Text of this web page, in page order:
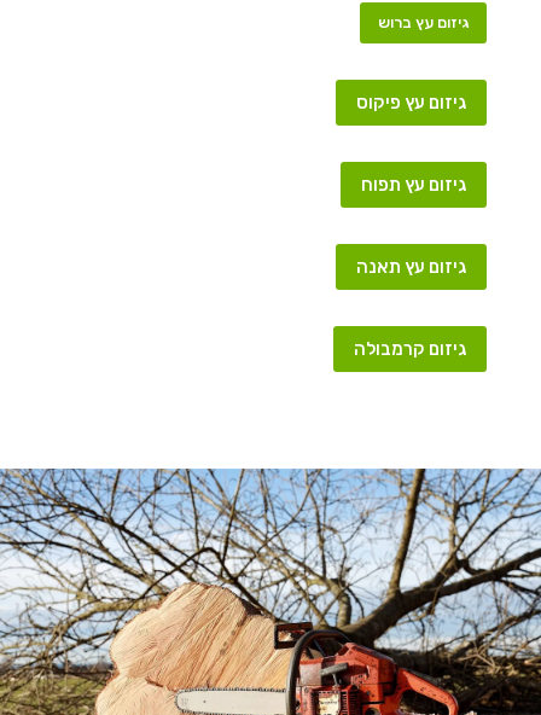
גיזום עץ ברוש
גיזום עץ פיקוס
גיזום עץ תפוח
גיזום עץ תאנה
גיזום קרמבולה